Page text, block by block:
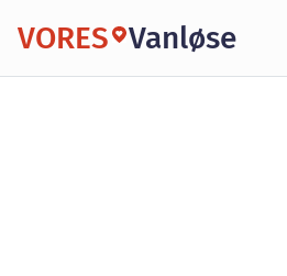
VORES Vanløse